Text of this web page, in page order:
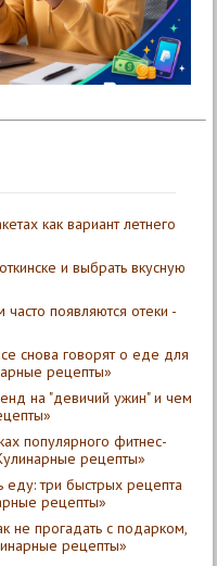
как вариант летнего
и выбрать вкусную
часто появляются отеки -
снова говорят о еде для
рецепты»
на "девичий ужин" и чем
популярного фитнес-
рецепты»
еду: три быстрых рецепта
рецепты»
не прогадать с подарком,
рецепты»